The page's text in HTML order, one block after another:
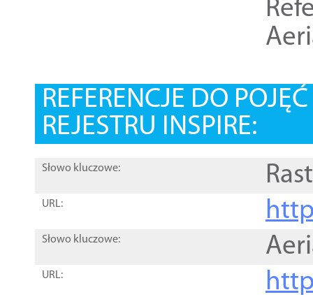
REFERENCJE DO
REJESTRU INSPIRE:
Słowo kluczowe:
URL:
Słowo kluczowe:
URL: